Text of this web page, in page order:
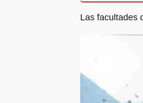
Las facultades